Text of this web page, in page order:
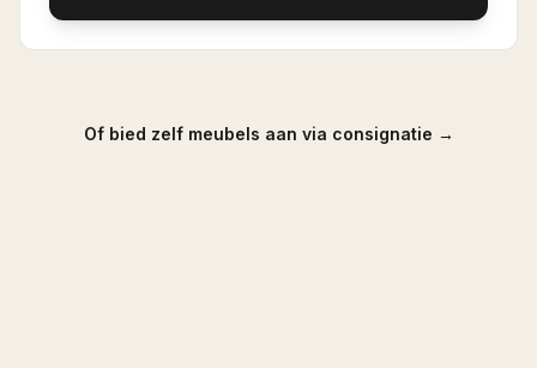
Of bied zelf meubels aan via consignatie →